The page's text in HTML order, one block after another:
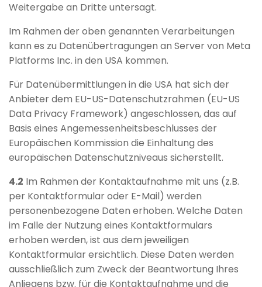
Weitergabe an Dritte untersagt.
Im Rahmen der oben genannten Verarbeitungen
kann es zu Datenübertragungen an Server von Meta
Platforms Inc. in den USA kommen.
Für Datenübermittlungen in die USA hat sich der
Anbieter dem EU-US-Datenschutzrahmen (EU-US
Data Privacy Framework) angeschlossen, das auf
Basis eines Angemessenheitsbeschlusses der
Europäischen Kommission die Einhaltung des
europäischen Datenschutzniveaus sicherstellt.
4.2 Im Rahmen der Kontaktaufnahme mit uns (z.B.
per Kontaktformular oder E-Mail) werden
personenbezogene Daten erhoben. Welche Daten
im Falle der Nutzung eines Kontaktformulars
erhoben werden, ist aus dem jeweiligen
Kontaktformular ersichtlich. Diese Daten werden
ausschließlich zum Zweck der Beantwortung Ihres
Anliegens bzw. für die Kontaktaufnahme und die